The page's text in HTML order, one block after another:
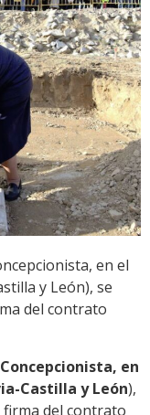
en el
y León), se
del contrato
en
Castilla y León),
del contrato